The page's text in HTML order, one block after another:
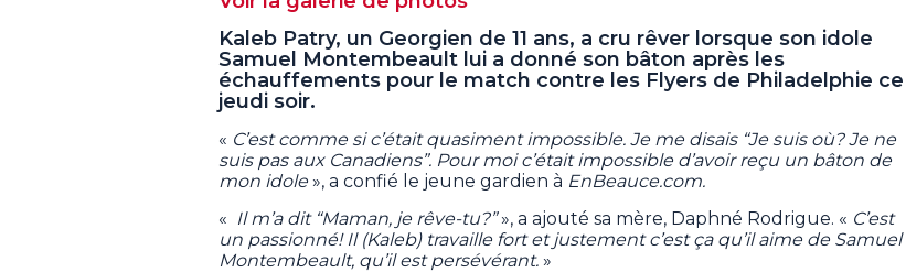
Kaleb Patry, un Georgien de 11 ans, a cru rêver lorsque son idole
Samuel Montembeault lui a donné son bâton après les
échauffements pour le match contre les Flyers de Philadelphie ce
jeudi soir.
« C’est comme si c’était quasiment impossible. Je me disais “Je suis où? Je ne
suis pas aux Canadiens”. Pour moi c’était impossible d’avoir reçu un bâton de
mon idole», a confié le jeune gardien à EnBeauce.com.
« Il m’a dit “Maman, je rêve-tu?”», a ajouté sa mère, Daphné Rodrigue. « C’est
un passionné! Il (Kaleb) travaille fort et justement c’est ça qu’il aime de Samuel
Montembeault, qu’il est persévérant. »